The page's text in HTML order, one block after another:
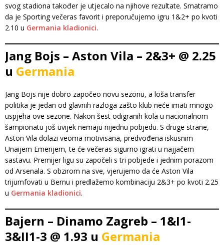
svog stadiona također je utjecalo na njihove rezultate. Smatramo
da je Sporting večeras favorit i preporučujemo igru 1&2+ po kvoti
2.10 u Germania kladionici.
Jang Bojs – Aston Vila – 2&3+ @ 2.25
u Germania
Jang Bojs nije dobro započeo novu sezonu, a loša transfer
politika je jedan od glavnih razloga zašto klub neće imati mnogo
uspjeha ove sezone. Nakon šest odigranih kola u nacionalnom
šampionatu još uvijek nemaju nijednu pobjedu. S druge strane,
Aston Vila dolazi veoma motivisana, predvođena iskusnim
Unaijem Emerijem, te će večeras sigurno igrati u najjačem
sastavu. Premijer ligu su započeli s tri pobjede i jednim porazom
od Arsenala. S obzirom na sve, vjerujemo da će Aston Vila
trijumfovati u Bernu i predlažemo kombinaciju 2&3+ po kvoti 2.25
u Germania kladionici.
Bajern – Dinamo Zagreb – 1&I1-
3&II1-3 @ 1.93 u Germania